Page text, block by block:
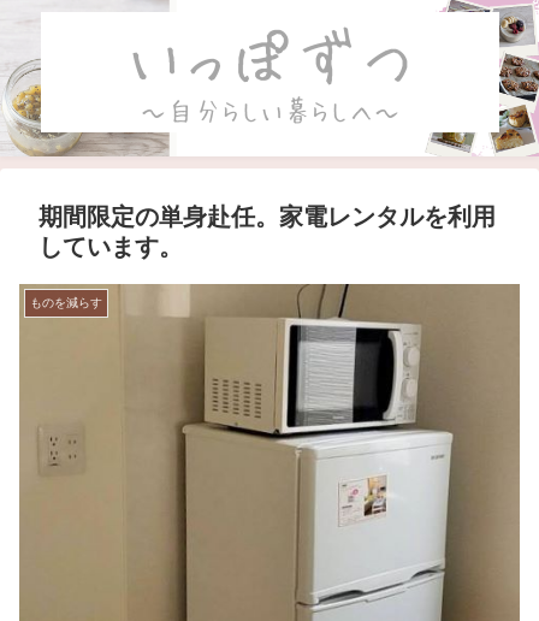
期間限定の単身赴任。家電レンタルを利用
しています。
ものを減らす